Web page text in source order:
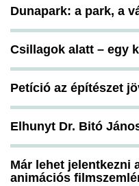
Dunapark: a park, a
Csillagok alatt – egy
Petíció az építészet
Elhunyt Dr. Bitó
Már lehet jelentkezni
animációs